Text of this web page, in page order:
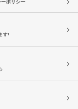
ーポリシー
す!